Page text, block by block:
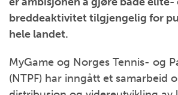
breddeaktivitet tilgjengelig for
hele landet.
MyGame og Norges Tennis- og
(NTPF) har inngått et samarbeid